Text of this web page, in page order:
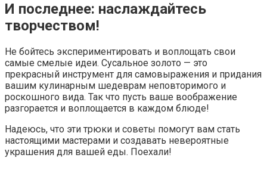
И последнее: наслаждайтесь
творчеством!
Не бойтесь экспериментировать и воплощать свои
самые смелые идеи. Сусальное золото — это
прекрасный инструмент для самовыражения и придания
вашим кулинарным шедеврам неповторимого и
роскошного вида. Так что пусть ваше воображение
разгорается и воплощается в каждом блюде!
Надеюсь, что эти трюки и советы помогут вам стать
настоящими мастерами и создавать невероятные
украшения для вашей еды. Поехали!